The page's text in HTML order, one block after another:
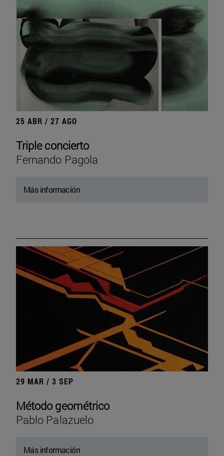
25 ABR / 27 AGO
Triple concierto
Fernando Pagola
Más información
29 MAR / 3 SEP
Método geométrico
Pablo Palazuelo
Más información